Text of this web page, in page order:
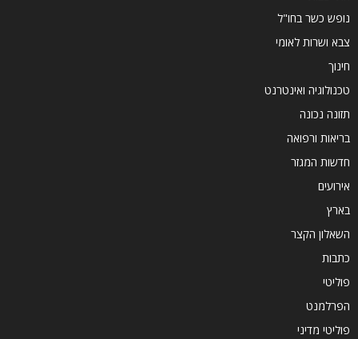
נופש כשר בחו"ל
צבא ושרות לאומי
חינוך
טכנולוגיה ואינטרנט
תזונה נכונה
בריאות ורפואה
חדשות המגזר
אירועים
בארץ
השאלון הקצר
כתבות
פוליטי
הפרלמנט
פוליטי מדיני